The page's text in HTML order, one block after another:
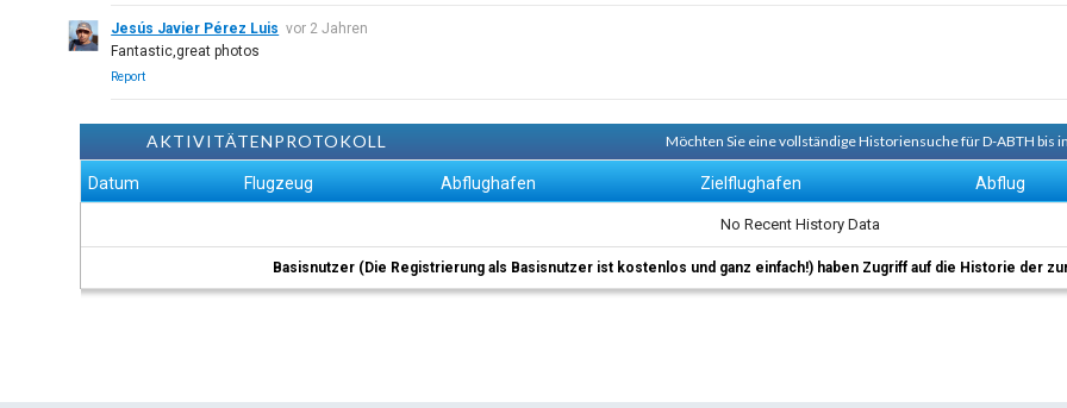
Jesús Javier Pérez Luis vor 2 Jahren
Fantastic,great photos
Report
AKTIVITÄTENPROTOKOLL Möchten Sie eine vollständige Historiensuche für D-ABTH bis
Datum Flugzeug Abflughafen Zielflughafen Abflug
No Recent History Data
Basisnutzer (Die Registrierung als Basisnutzer ist kostenlos und ganz einfach!) haben Zugriff auf die Historie der